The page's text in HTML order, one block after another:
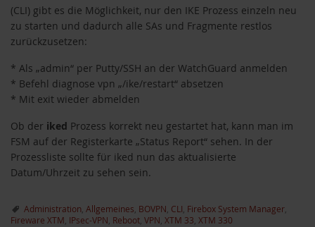
(CLI) gibt es die Möglichkeit, nur den IKE Prozess einzeln neu
zu starten und dadurch alle SAs und Fragmente restlos
zurückzusetzen:
* Als „admin“ per Putty/SSH an der WatchGuard anmelden
* Befehl diagnose vpn „/ike/restart“ absetzen
* Mit exit wieder abmelden
Ob der iked Prozess korrekt neu gestartet hat, kann man im
FSM auf der Registerkarte „Status Report“ sehen. In der
Prozessliste sollte für iked nun das aktualisierte
Datum/Uhrzeit zu sehen sein.
Administration, Allgemeines, BOVPN, CLI, Firebox System Manager,
Fireware XTM, IPsec-VPN, Reboot, VPN, XTM 33, XTM 330